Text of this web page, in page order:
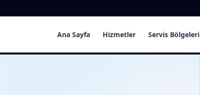
Ana Sayfa Hizmetler Servis Bölgeleri